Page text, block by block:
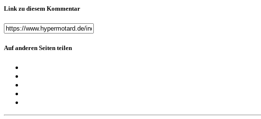
Link zu diesem Kommentar
Auf anderen Seiten teilen